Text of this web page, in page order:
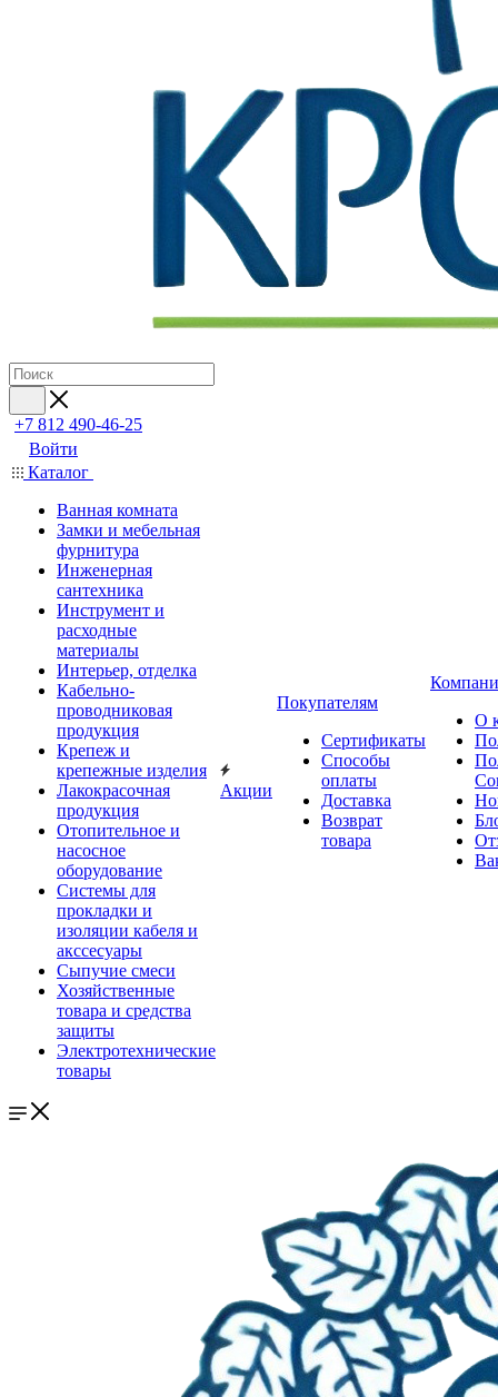
+7 812 490-46-25
Войти
Каталог
Ванная комната
Замки и мебельная
фурнитура
Инженерная
сантехника
Инструмент и
расходные
материалы
Интерьер, отделка
Кабельно-
проводниковая
продукция
Крепеж и
крепежные изделия
Лакокрасочная
продукция
Отопительное и
насосное
оборудование
Системы для
прокладки и
изоляции кабеля и
акссесуары
Сыпучие смеси
Хозяйственные
товара и средства
защиты
Электротехнические
товары
Акции
Покупателям
Сертификаты
Способы
оплаты
Доставка
Возврат
товара
О